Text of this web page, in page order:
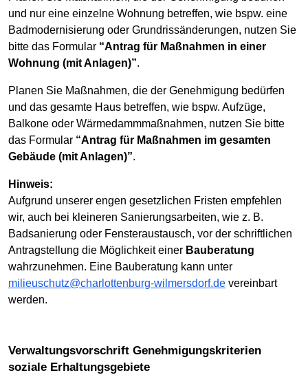
und nur eine einzelne Wohnung betreffen, wie bspw. eine
Badmodernisierung oder Grundrissänderungen, nutzen Sie
bitte das Formular “Antrag für Maßnahmen in einer
Wohnung (mit Anlagen)”.
Planen Sie Maßnahmen, die der Genehmigung bedürfen
und das gesamte Haus betreffen, wie bspw. Aufzüge,
Balkone oder Wärmedammmaßnahmen, nutzen Sie bitte
das Formular “Antrag für Maßnahmen im gesamten
Gebäude (mit Anlagen)”.
Hinweis:
Aufgrund unserer engen gesetzlichen Fristen empfehlen
wir, auch bei kleineren Sanierungsarbeiten, wie z. B.
Badsanierung oder Fensteraustausch, vor der schriftlichen
Antragstellung die Möglichkeit einer Bauberatung
wahrzunehmen. Eine Bauberatung kann unter
milieuschutz@charlottenburg-wilmersdorf.de vereinbart
werden.
Verwaltungsvorschrift Genehmigungskriterien
soziale Erhaltungsgebiete